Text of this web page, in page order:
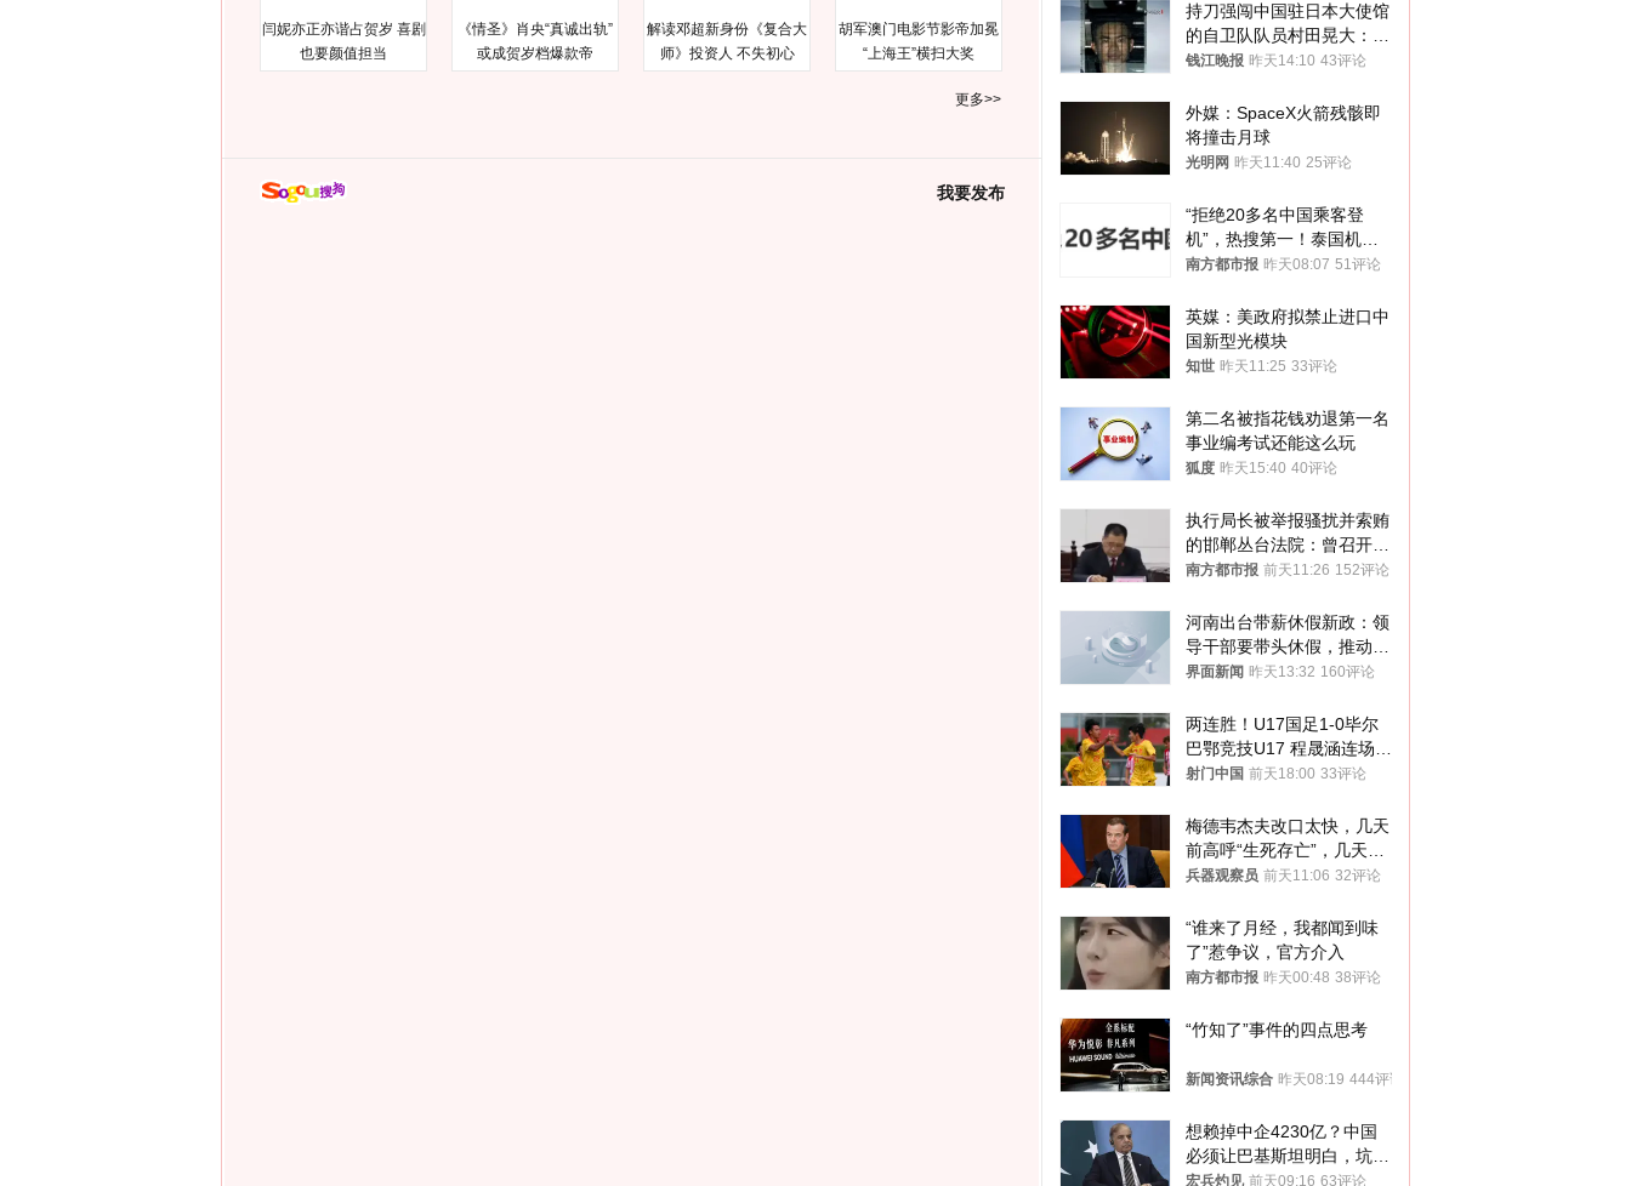
闫妮亦正亦谐占贺岁 喜剧
也要颜值担当
《情圣》肖央“真诚出轨”
或成贺岁档爆款帝
解读邓超新身份《复合大
师》投资人 不失初心
胡军澳门电影节影帝加冕
“上海王”横扫大奖
更多>>
我要发布
持刀强闯中国驻日本大使馆
的自卫队队员村田晃大：对
自己的行为深感后悔；曾申
钱江晚报 昨天14:10 43评论
外媒：SpaceX火箭残骸即
将撞击月球
光明网 昨天11:40 25评论
“拒绝20多名中国乘客登
机”，热搜第一！泰国机场
方道歉
南方都市报 昨天08:07 51评论
英媒：美政府拟禁止进口中
国新型光模块
知世 昨天11:25 33评论
第二名被指花钱劝退第一名
事业编考试还能这么玩
狐度 昨天15:40 40评论
执行局长被举报骚扰并索贿
的邯郸丛台法院：曾召开警
示教育会
南方都市报 前天11:26 152评论
河南出台带薪休假新政：领
导干部要带头休假，推动全
员应休尽休、休满休足
界面新闻 昨天13:32 160评论
两连胜！U17国足1-0毕尔
巴鄂竞技U17 程晟涵连场破
门
射门中国 前天18:00 33评论
梅德韦杰夫改口太快，几天
前高呼“生死存亡”，几天后
又换了一个说法
兵器观察员 前天11:06 32评论
“谁来了月经，我都闻到味
了”惹争议，官方介入
南方都市报 昨天00:48 38评论
“竹知了”事件的四点思考
新闻资讯综合 昨天08:19 444评论
想赖掉中企4230亿？中国
必须让巴基斯坦明白，坑中
国人钱的代价！
宏兵灼见 前天09:16 63评论